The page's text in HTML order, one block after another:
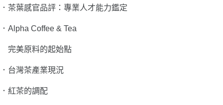
． 茶葉感官品評： 專業人才能力鑑定
． Alpha Coffee & Tea
完美原料的起始點
． 台灣茶產業現況
． 紅茶的調配